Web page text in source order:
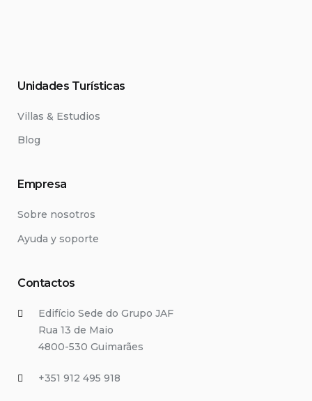
Unidades Turísticas
Villas & Estudios
Blog
Empresa
Sobre nosotros
Ayuda y soporte
Contactos
Edifício Sede do Grupo JAF
Rua 13 de Maio
4800-530 Guimarães
+351 912 495 918